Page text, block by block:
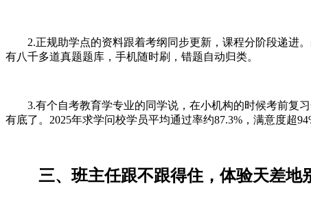
2.正规助学点的资料跟着考纲同步更新，课程分阶段递进。
有八千多道真题题库，手机随时刷，错题自动归类。
3.有个自考教育学专业的同学说，在小机构的时候考前复习
有底了。2025年求学问校学员平均通过率约87.3%，满意度超
三、班主任跟不跟得住，体验天差地